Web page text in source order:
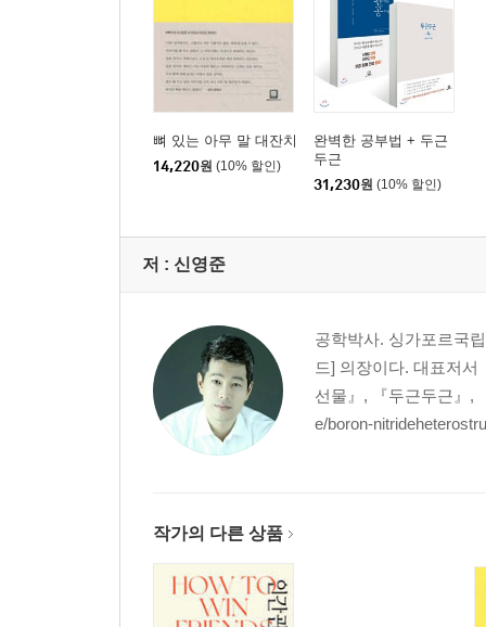
제10장 환경 : 공부 효율은 환경 따라 달라진다
신 박사 비닐가방 = 영어회화 | 알람을 활용하라!
영향 | 몰입을 방해하는 스마트폰 | 공부 효율이 떨
제11장 창의성 : 창의성은 지능이 아니라 태도다
통찰 : 다시 그리고 또 다시! | 심화 : 창의성과 리스
그 외 독서법 : 만독, 관독, 재독, 낭독 | 독서 습관을
통찰 : 독서, 인생 성장의 자양분
제13장 영어 : 이번 기회에 제대로 배우자
영어 학습자는 누구인가? | 영어 읽기 | 문법 공부
발음이다 | ‘대화’라는 행위의 본질에 관해 | 문장
통찰 : 실무자가 말하는 영어공부 | 심화 : 영어 글
뼈 있는 아무 말 대잔치
14,220원 (10% 할인)
완벽한 공부법 + 두근
두근
31,230원 (10% 할인)
저 : 신영준
공학박사. 싱가포르국
드] 의장이다. 대표저
선물』, 『두근두근』,
e/boron-
작가의 다른 상품